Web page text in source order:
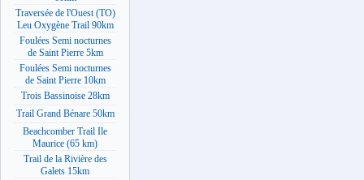
Traversée de l'Ouest (TO)
Leu Oxygène Trail 90km
Foulées Semi nocturnes
de Saint Pierre 5km
Foulées Semi nocturnes
de Saint Pierre 10km
Trois Bassinoise 28km
Trail Grand Bénare 50km
Beachcomber Trail Ile
Maurice (65 km)
Trail de la Rivière des
Galets 15km